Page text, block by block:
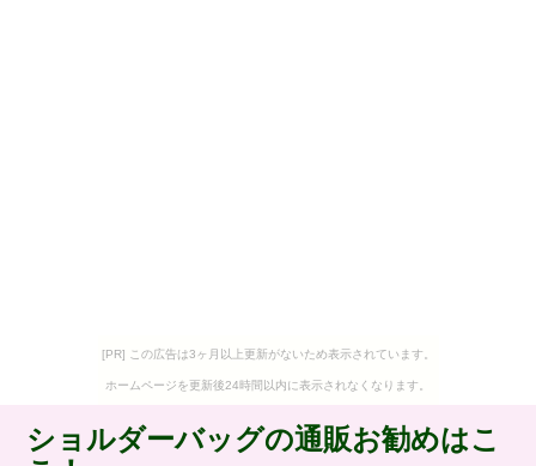
[PR] この広告は3ヶ月以上更新がないため表示されています。
ホームページを更新後24時間以内に表示されなくなります。
ショルダーバッグの通販お勧めはこ